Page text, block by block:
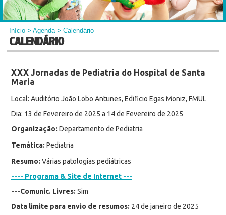
Início >Agenda> Calendário
CALENDÁRIO
XXX Jornadas de Pediatria do Hospital de Santa
Maria
Local: Auditório João Lobo Antunes, Edificio Egas Moniz, FMUL
Dia: 13 de Fevereiro de 2025 a 14 de Fevereiro de 2025
Organização: Departamento de Pediatria
Temática: Pediatria
Resumo: Várias patologias pediátricas
---- Programa & Site de Internet ---
---Comunic. Livres: Sim
Data limite para envio de resumos: 24 de janeiro de 2025